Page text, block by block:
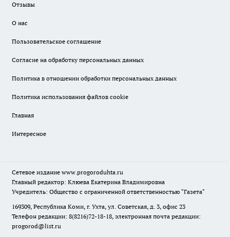
Отзывы
О нас
Пользовательское соглашение
Согласие на обработку персональных данных
Политика в отношении обработки персональных данных
Политика использования файлов cookie
Главная
Интересное
Сетевое издание www.progoroduhta.ru
Главный редактор: Клюева Екатерина Владимировна
Учредитель: Общество с ограниченной ответственностью "Газета"
169309, Республика Коми, г. Ухта, ул. Советская, д. 3, офис 23
Телефон редакции: 8(8216)72-18-18, электронная почта редакции:
progorod@list.ru